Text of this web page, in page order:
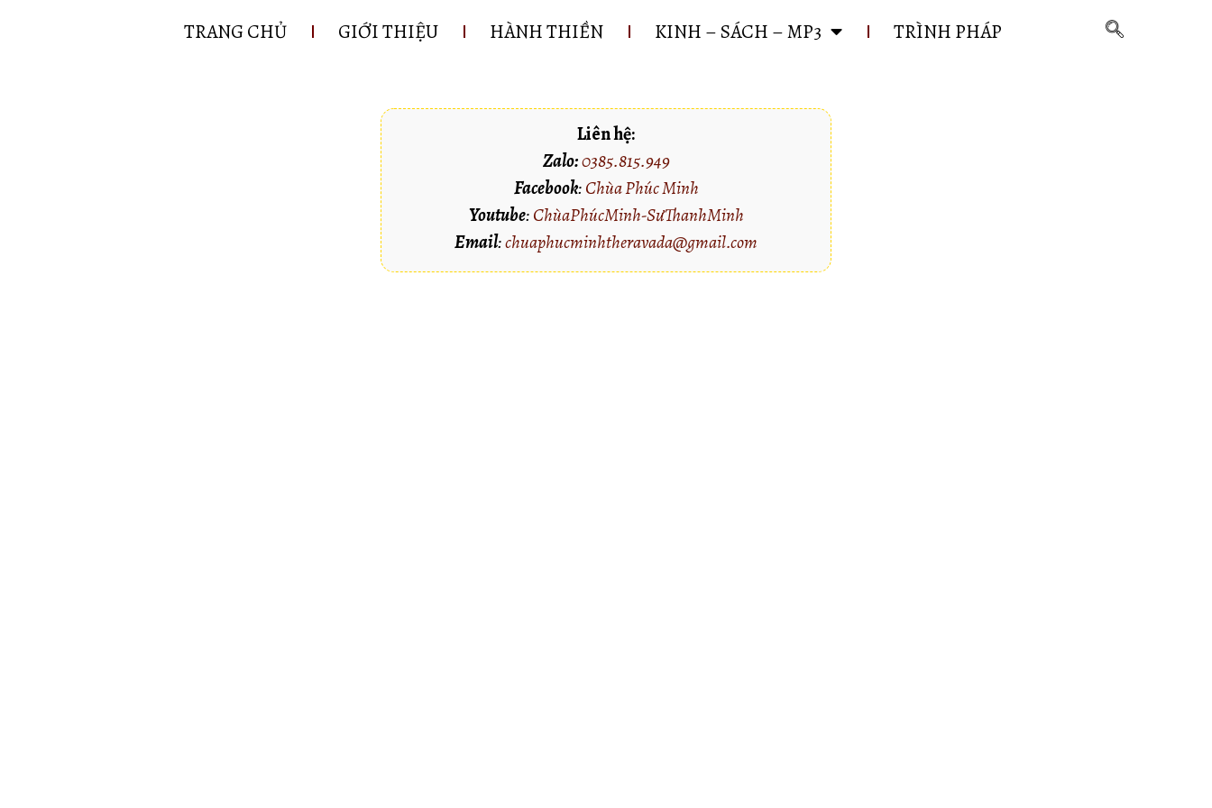
TRANG CHỦ GIỚI THIỆU HÀNH THIỀN KINH – SÁCH – MP3 TRÌNH PHÁP
Liên hệ:
Zalo:0385.815.949
Facebook:Chùa Phúc Minh
Youtube:ChùaPhúcMinh-SưThanhMinh
Email:chuaphucminhtheravada@gmail.com